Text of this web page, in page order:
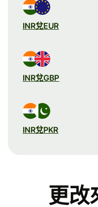
INR兌EUR
INR兌GBP
INR兌PKR
更改